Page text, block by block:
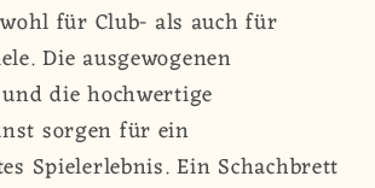
für Club- als auch für
Die ausgewogenen
die hochwertige
sorgen für ein
Spielerlebnis. Ein Schachbrett